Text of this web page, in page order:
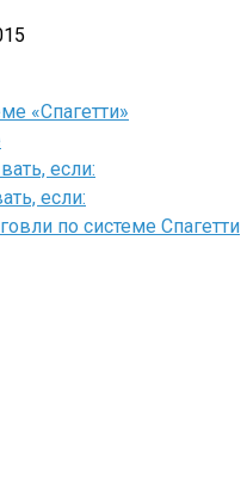
«Спагетти»
если:
если:
по системе Спагетти